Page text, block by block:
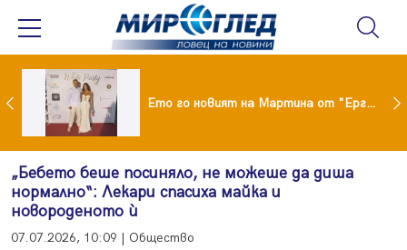
И Ники Кънчев се разведе тайно като Геро Ето го новият на Мартина от "Ергенът"
„Бебето беше посиняло, не можеше да диша
нормално“: Лекари спасиха майка и
новороденото ѝ
07.07.2026, 10:09 | Общество